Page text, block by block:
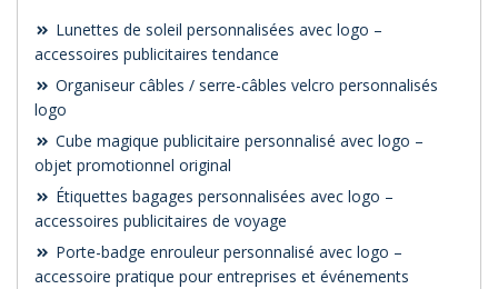
Lunettes de soleil personnalisées avec logo –
accessoires publicitaires tendance
Organiseur câbles / serre-câbles velcro personnalisés
logo
Cube magique publicitaire personnalisé avec logo –
objet promotionnel original
Étiquettes bagages personnalisées avec logo –
accessoires publicitaires de voyage
Porte-badge enrouleur personnalisé avec logo –
accessoire pratique pour entreprises et événements